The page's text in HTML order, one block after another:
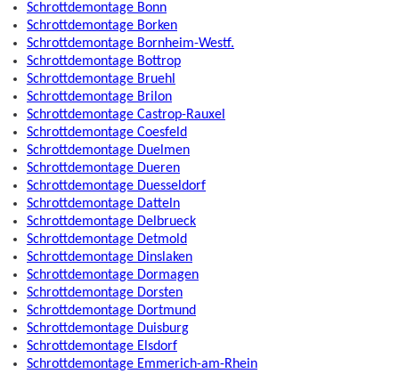
Schrottdemontage Bonn
Schrottdemontage Borken
Schrottdemontage Bornheim-Westf.
Schrottdemontage Bottrop
Schrottdemontage Bruehl
Schrottdemontage Brilon
Schrottdemontage Castrop-Rauxel
Schrottdemontage Coesfeld
Schrottdemontage Duelmen
Schrottdemontage Dueren
Schrottdemontage Duesseldorf
Schrottdemontage Datteln
Schrottdemontage Delbrueck
Schrottdemontage Detmold
Schrottdemontage Dinslaken
Schrottdemontage Dormagen
Schrottdemontage Dorsten
Schrottdemontage Dortmund
Schrottdemontage Duisburg
Schrottdemontage Elsdorf
Schrottdemontage Emmerich-am-Rhein